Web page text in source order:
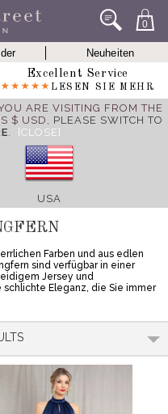
0
Neuheiten
Excellent Service
LESEN SIE MEHR
ARE VISITING FROM THE
$ USD, PLEASE SWITCH TO
. [CLOSE]
USA
Farben und aus edlen
sind verfügbar in einer
Jersey und
Eleganz, die Sie immer